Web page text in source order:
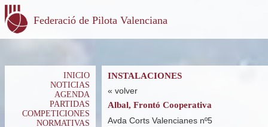
Federació de Pilota Valenciana
INICIO
NOTICIAS
AGENDA
PARTIDAS
COMPETICIONES
NORMATIVAS
INSTALACIONES
« volver
Albal, Frontó Cooperativa
Avda Corts Valencianes nº5